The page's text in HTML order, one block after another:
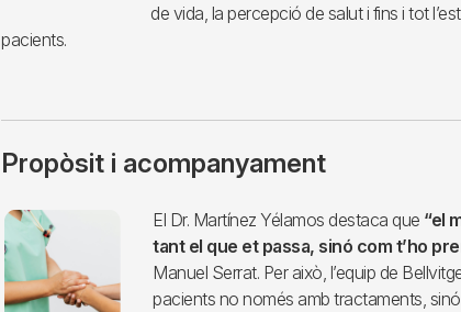
de vida, la percepció de salut i fins i tot
pacients.
Propòsit i acompanyament
Imagen El Dr. Martínez Yélamos destaca que “el
tant el que et passa, sinó com t’ho
Manuel Serrat. Per això, l’equip de
pacients no només amb tractaments,